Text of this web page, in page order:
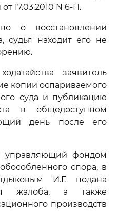
17.03.2010 N 6-П.
о восстановлении
судья находит его не
заявитель
копии оспариваемого
суда и публикацию
в общедоступном
день после его
управляющий фондом
спора, в
И.Г. подана
жалоба, а также
производств